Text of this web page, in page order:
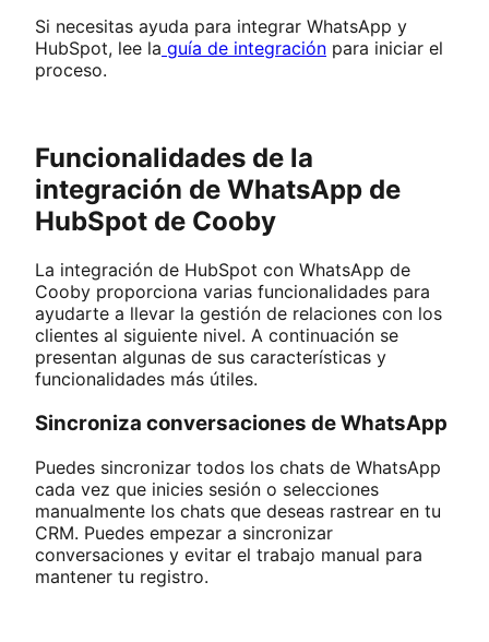
Si necesitas ayuda para integrar WhatsApp y
HubSpot, lee la guía de integración para iniciar el
proceso.
Funcionalidades de la
integración de WhatsApp de
HubSpot de Cooby
La integración de HubSpot con WhatsApp de
Cooby proporciona varias funcionalidades para
ayudarte a llevar la gestión de relaciones con los
clientes al siguiente nivel. A continuación se
presentan algunas de sus características y
funcionalidades más útiles.
Sincroniza conversaciones de WhatsApp
Puedes sincronizar todos los chats de WhatsApp
cada vez que inicies sesión o selecciones
manualmente los chats que deseas rastrear en tu
CRM. Puedes empezar a sincronizar
conversaciones y evitar el trabajo manual para
mantener tu registro.